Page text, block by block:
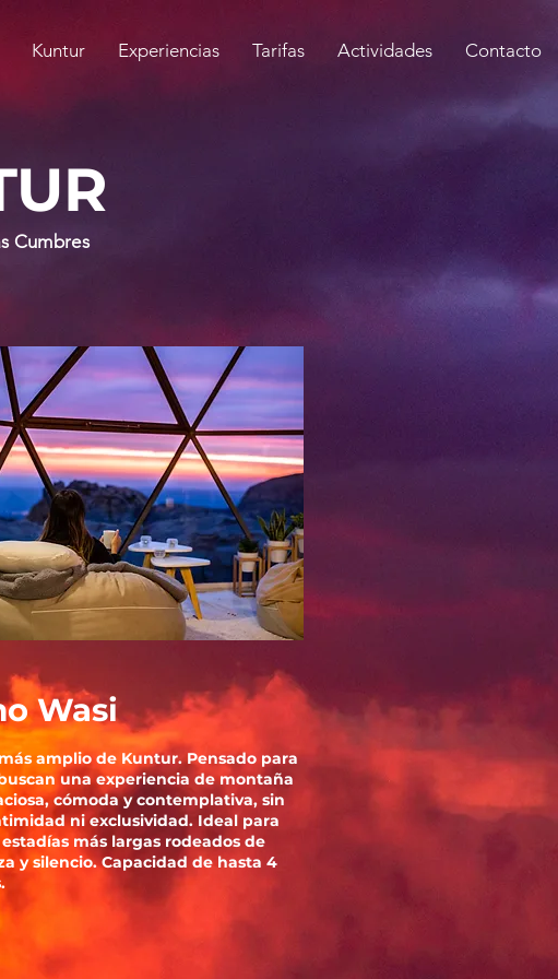
Kuntur Experiencias Tarifas Actividades Contacto
Cumbres
Wasi
amplio de Kuntur. Pensado para
una experiencia de montaña
cómoda y contemplativa, sin
ni exclusividad. Ideal para
más largas rodeados de
y silencio. Capacidad de hasta 4